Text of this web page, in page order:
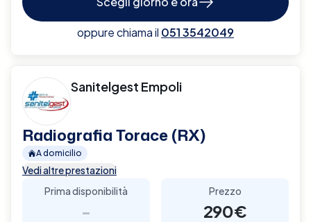
oppure chiama il 051 3542049
Sanitelgest Empoli
Radiografia Torace (RX)
A domicilio
Vedi altre prestazioni
Prima disponibilità
-
Prezzo
290€